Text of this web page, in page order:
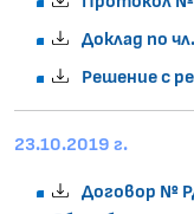
Доклад по
Решение с
23.10.2019 г.
Договор №